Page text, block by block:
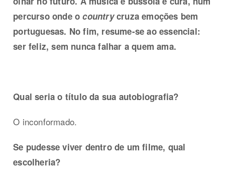
percurso onde ocountrycruza emoções bem
portuguesas. No fim, resume-se ao essencial:
ser feliz, sem nunca falhar a quem ama.
Qual seria o título da sua autobiografia?
O inconformado.
Se pudesse viver dentro de um filme, qual
escolheria?